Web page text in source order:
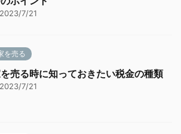
2023/7/21
を売る
売る時に知っておきたい税金の種類
2023/7/21